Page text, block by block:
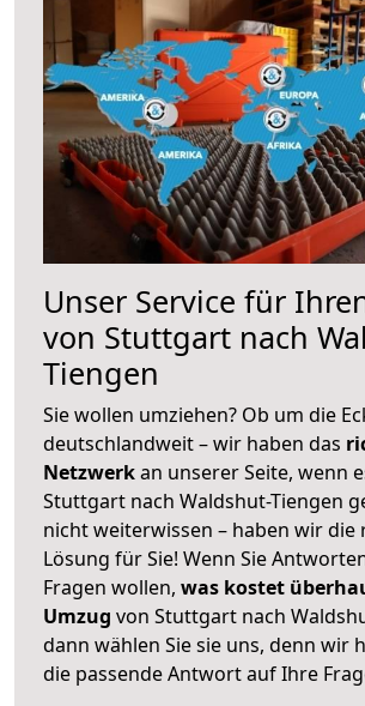
Unser Service für
von Stuttgart nach
Tiengen
Sie wollen umziehen? Ob um die
deutschlandweit – wir haben das
Netzwerkan unserer Seite, wenn
Stuttgart nach Waldshut-Tiengen
nicht weiterwissen – haben wir die
Lösung für Sie! Wenn Sie
Fragen wollen, was kostet
Umzug von Stuttgart nach
dann wählen Sie sie uns, denn wir
die passende Antwort auf Ihre